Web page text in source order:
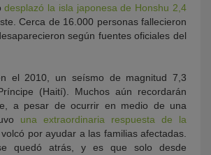
desplazó la isla japonesa de Honshu 2,4
Cerca de 16.000 personas fallecieron
según fuentes oficiales del
el 2010, un seísmo de magnitud 7,3
(Haití). Muchos aún recordarán
a pesar de ocurrir en medio de una
una extraordinaria respuesta de la
volcó por ayudar a las familias afectadas.
quedó atrás, y es que solo desde